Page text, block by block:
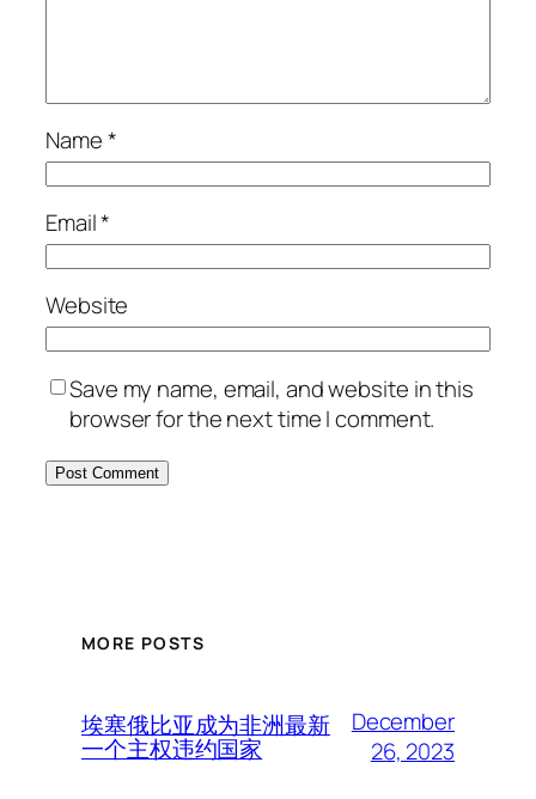
Name*
Email*
Website
Save my name, email, and website in this
browser for the next time I comment.
MORE POSTS
埃塞俄比亚成为非洲最新
一个主权违约国家
December
26, 2023